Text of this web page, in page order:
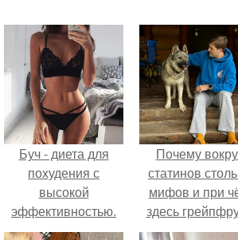
Буч - диета для
похудения с
высокой
эффективностью.
Почему
статинов
мифов и при
здесь